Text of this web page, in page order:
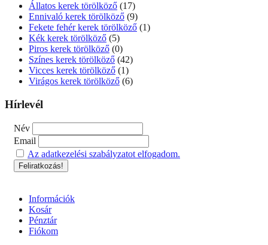
Állatos kerek törölköző (17)
Ennivaló kerek törölköző (9)
Fekete fehér kerek törölköző (1)
Kék kerek törölköző (5)
Piros kerek törölköző (0)
Színes kerek törölköző (42)
Vicces kerek törölköző (1)
Virágos kerek törölköző (6)
Hírlevél
Név
Email
Az adatkezelési szabályzatot elfogadom.
Információk
Kosár
Pénztár
Fiókom